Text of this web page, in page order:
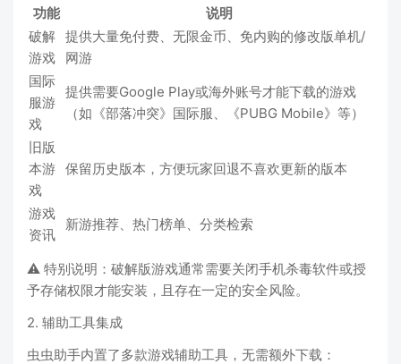
功能
说明
破解
游戏
提供大量免付费、无限金币、免内购的修改版单机/
网游
国际
服游
戏
提供需要Google Play或海外账号才能下载的游戏
（如《部落冲突》国际服、《PUBG Mobile》等）
旧版
本游
戏
保留历史版本，方便玩家回退不喜欢更新的版本
游戏
资讯
新游推荐、热门榜单、分类检索
⚠️ 特别说明：破解版游戏通常需要关闭手机杀毒软件或授
予存储权限才能安装，且存在一定的安全风险。
2. 辅助工具集成
虫虫助手内置了多款游戏辅助工具，无需额外下载：